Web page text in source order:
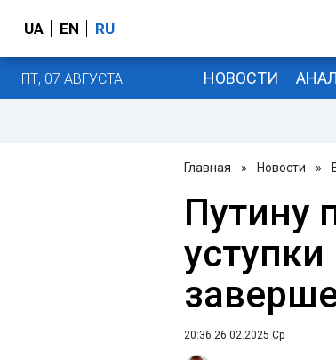
UA EN RU
ПТ, 07 АВГУСТА НОВОСТИ
Главная » Новости »
Путину
20:36 26.02.2025 Ср